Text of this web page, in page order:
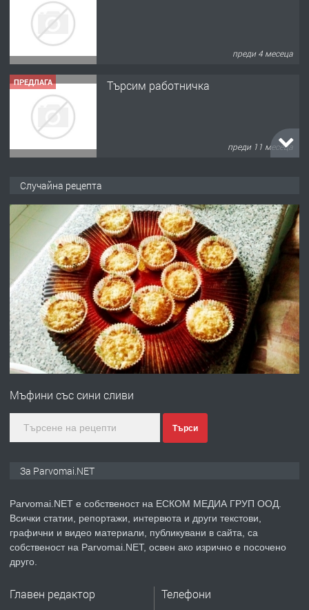
преди 4 месеца
ПРЕДЛАГА Търсим работничка
преди 11 месеца
преди 1 година
ПРЕДЛАГА Работа за общи работници
преди 1 година
ПРЕДЛАГА
Първи поход "По стъпките на Ангел
преди 1 година
ПРЕДЛАГА Уроци по Математика
Случайна рецепта
Мъфини със сини сливи
Търси
За Parvomai.NET
Parvomai.NET е собственост на ЕСКОМ МЕДИА ГРУП ООД.
Всички статии, репортажи, интервюта и други текстови,
графични и видео материали, публикувани в сайта, са
собственост на Parvomai.NET, освен ако изрично е посочено
друго.
Главен редактор Телефони